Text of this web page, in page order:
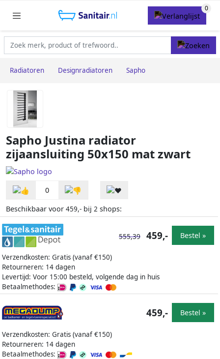
Radiatoren Designradiatoren Sapho
Sapho Justina radiator
zijaansluiting 50x150 mat zwart
0
Beschikbaar voor 459,- bij 2 shops:
Verzendkosten: Gratis (vanaf €150)
Retourneren: 14 dagen
Levertijd: Voor 15:00 besteld, volgende dag in huis
Betaalmethodes:
555,39 459,- Bestel »
Verzendkosten: Gratis (vanaf €150)
Retourneren: 14 dagen
Betaalmethodes:
459,- Bestel »